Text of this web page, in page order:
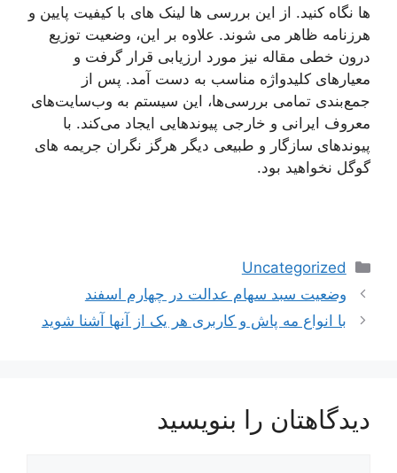
ها نگاه کنید. از این بررسی ها لینک های با کیفیت پایین و
هرزنامه ظاهر می شوند. علاوه بر این، وضعیت توزیع
درون خطی مقاله نیز مورد ارزیابی قرار گرفت و
معیارهای کلیدواژه مناسب به دست آمد. پس از
جمع‌بندی تمامی بررسی‌ها، این سیستم به وب‌سایت‌های
معروف ایرانی و خارجی پیوندهایی ایجاد می‌کند. با
پیوندهای سازگار و طبیعی دیگر هرگز نگران جریمه های
گوگل نخواهید بود.
دسته‌ها
Uncategorized
ناوبری
نوشته‌ها
وضعیت سبد سهام عدالت در چهارم اسفند
با انواع مه پاش و کاربری هر یک از آنها آشنا شوید
دیدگاهتان را بنویسید